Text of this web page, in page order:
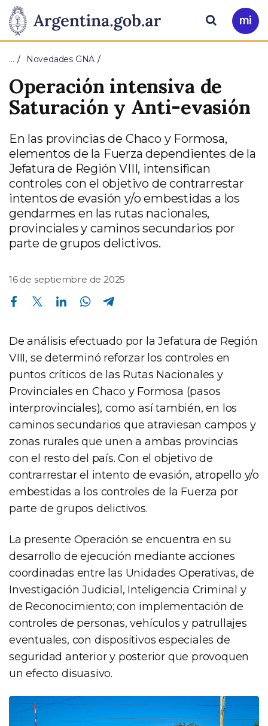
Presidencia
de
la
Nación
Pasar al contenido principal
Ir
a
Buscar
… Novedades GNA
Operación intensiva de
Saturación y Anti-evasión
En las provincias de Chaco y Formosa,
elementos de la Fuerza dependientes de la
Jefatura de Región VIII, intensifican
controles con el objetivo de contrarrestar
intentos de evasión y/o embestidas a los
gendarmes en las rutas nacionales,
provinciales y caminos secundarios por
parte de grupos delictivos.
16 de septiembre de 2025
Compartir en Facebook Compartir en Twitter Compartir en Linkedin Compartir en Whatsapp
De análisis efectuado por la Jefatura de Región
VIII, se determinó reforzar los controles en
puntos críticos de las Rutas Nacionales y
Provinciales en Chaco y Formosa (pasos
interprovinciales), como así también, en los
caminos secundarios que atraviesan campos y
zonas rurales que unen a ambas provincias
con el resto del país. Con el objetivo de
contrarrestar el intento de evasión, atropello y/o
embestidas a los controles de la Fuerza por
parte de grupos delictivos.
La presente Operación se encuentra en su
desarrollo de ejecución mediante acciones
coordinadas entre las Unidades Operativas, de
Investigación Judicial, Inteligencia Criminal y
de Reconocimiento; con implementación de
controles de personas, vehículos y patrullajes
eventuales, con dispositivos especiales de
seguridad anterior y posterior que provoquen
un efecto disuasivo.